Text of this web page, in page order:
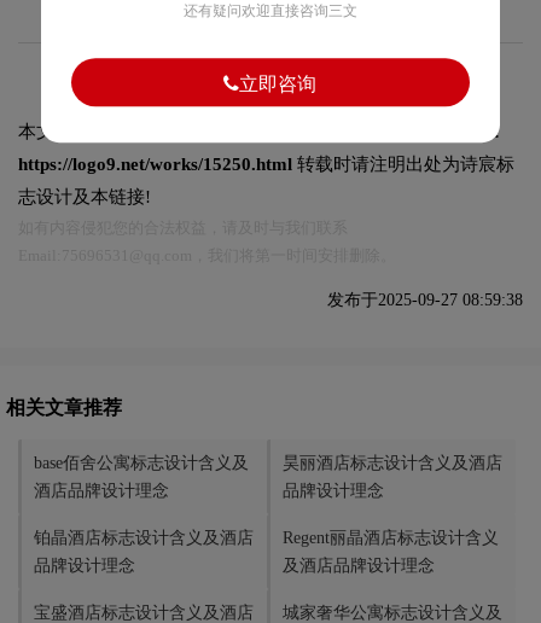
本文标题和链接
昊颐酒店标志设计含义及酒店品牌设计理念:
https://logo9.net/works/15250.html 转载时请注明出处为诗宸标
志设计及本链接!
发布于2025-09-27 08:59:38
相关文章推荐
base佰舍公寓标志设计含义及
酒店品牌设计理念
昊丽酒店标志设计含义及酒店
品牌设计理念
铂晶酒店标志设计含义及酒店
品牌设计理念
Regent丽晶酒店标志设计含义
及酒店品牌设计理念
宝盛酒店标志设计含义及酒店
城家奢华公寓标志设计含义及
还有疑问欢迎直接咨询三文
立即咨询